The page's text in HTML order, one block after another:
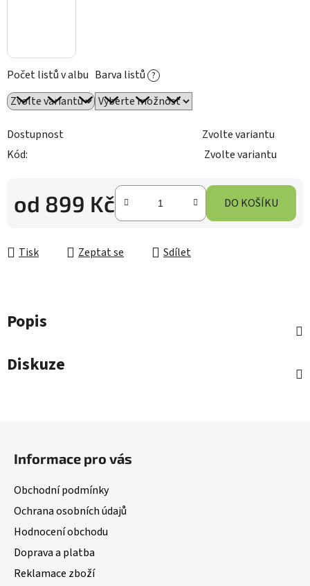
Počet listů v albu Barva listů ?
Dostupnost
Zvolte variantu
Kód:
Zvolte variantu
od 899 Kč DO KOŠÍKU
Tisk Zeptat se Sdílet
Popis
Diskuze
Informace pro vás
Obchodní podmínky
Ochrana osobních údajů
Hodnocení obchodu
Doprava a platba
Reklamace zboží